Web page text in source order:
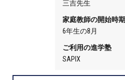
費用について
お申込みの流れ
よくある質問
三吉先生
家庭教師の開始時期
6年生の8月
ご利用の進学塾
SAPIX